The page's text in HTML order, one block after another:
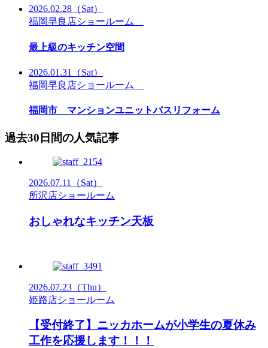
2026.02.28 （Sat）
福岡早良店ショールーム
最上級のキッチン空間
2026.01.31
（Sat）
福岡早良店ショールーム
福岡市 マンションユニットバスリフォーム
過去30日間の人気記事
2026.07.11
（Sat）
所沢店ショールーム
おしゃれなキッチン天板
2026.07.23 （Thu）
姫路店ショールーム
【受付終了】ニッカホームが小学生の夏休み
工作を応援します！！！